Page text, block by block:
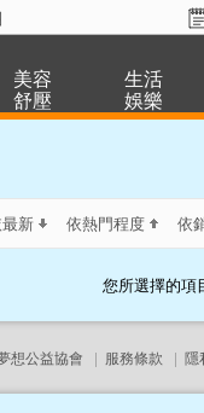
美容
舒壓
生活
娛樂
新 依熱門程度 依
您所選擇的項
想公益協會 | 服務條款 | 隱